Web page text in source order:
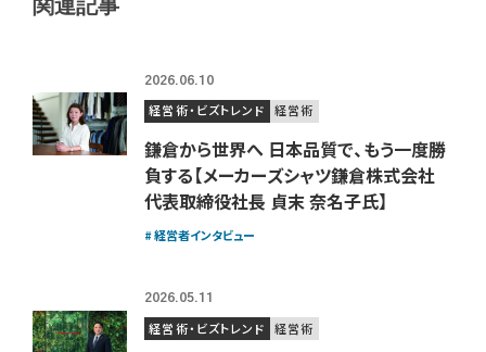
関連記事
2026.06.10
経営術・ビズトレンド 経営術
鎌倉から世界へ 日本品質で、もう一度勝
負する【メーカーズシャツ鎌倉株式会社
代表取締役社長 貞末 奈名子氏】
経営者インタビュー
2026.05.11
経営術・ビズトレンド 経営術